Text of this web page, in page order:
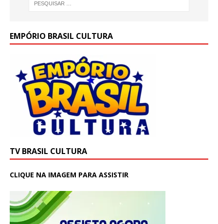
EMPÓRIO BRASIL CULTURA
TV BRASIL CULTURA
CLIQUE NA IMAGEM PARA ASSISTIR